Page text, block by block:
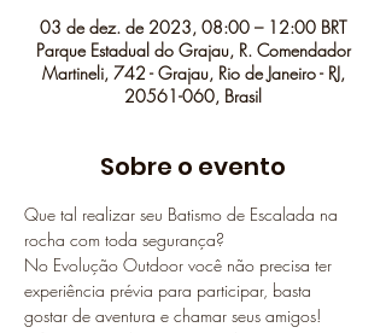
03 de dez. de 2023, 08:00 – 12:00 BRT
Parque Estadual do Grajau, R. Comendador
Martineli, 742 - Grajau, Rio de Janeiro - RJ,
20561-060, Brasil
Sobre o evento
Que tal realizar seu Batismo de Escalada na
rocha com toda segurança?
No Evolução Outdoor você não precisa ter
experiência prévia para participar, basta
gostar de aventura e chamar seus amigos!